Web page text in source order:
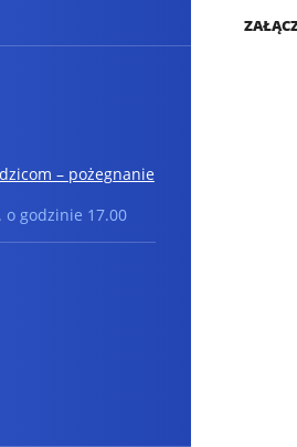
– pożegnanie
o godzinie 17.00